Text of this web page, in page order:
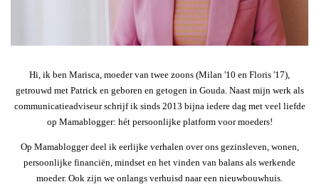
Hi, ik ben Marisca, moeder van twee zoons (Milan '10 en Floris '17),
getrouwd met Patrick en geboren en getogen in Gouda. Naast mijn werk als
communicatieadviseur schrijf ik sinds 2013 bijna iedere dag met veel liefde
op Mamablogger: hét persoonlijke platform voor moeders!
Op Mamablogger deel ik eerlijke verhalen over ons gezinsleven, wonen,
persoonlijke financiën, mindset en het vinden van balans als werkende
moeder. Ook zijn we onlangs verhuisd naar een nieuwbouwhuis.